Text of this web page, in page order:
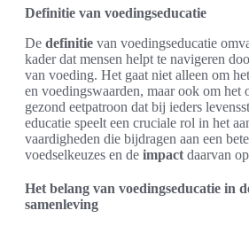
Definitie van voedingseducatie
De definitie van voedingseducatie
kader dat mensen helpt te navigeren
van voeding. Het gaat niet alleen om
en voedingswaarden, maar ook om het
gezond eetpatroon dat bij ieders
educatie speelt een cruciale rol in het
vaardigheden die bijdragen aan een
voedselkeuzes en de impact daarvan
Het belang van voedingseducatie in
samenleving